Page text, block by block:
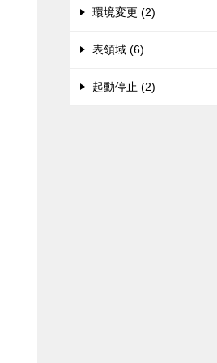
環境変更 (2)
表領域 (6)
起動停止 (2)